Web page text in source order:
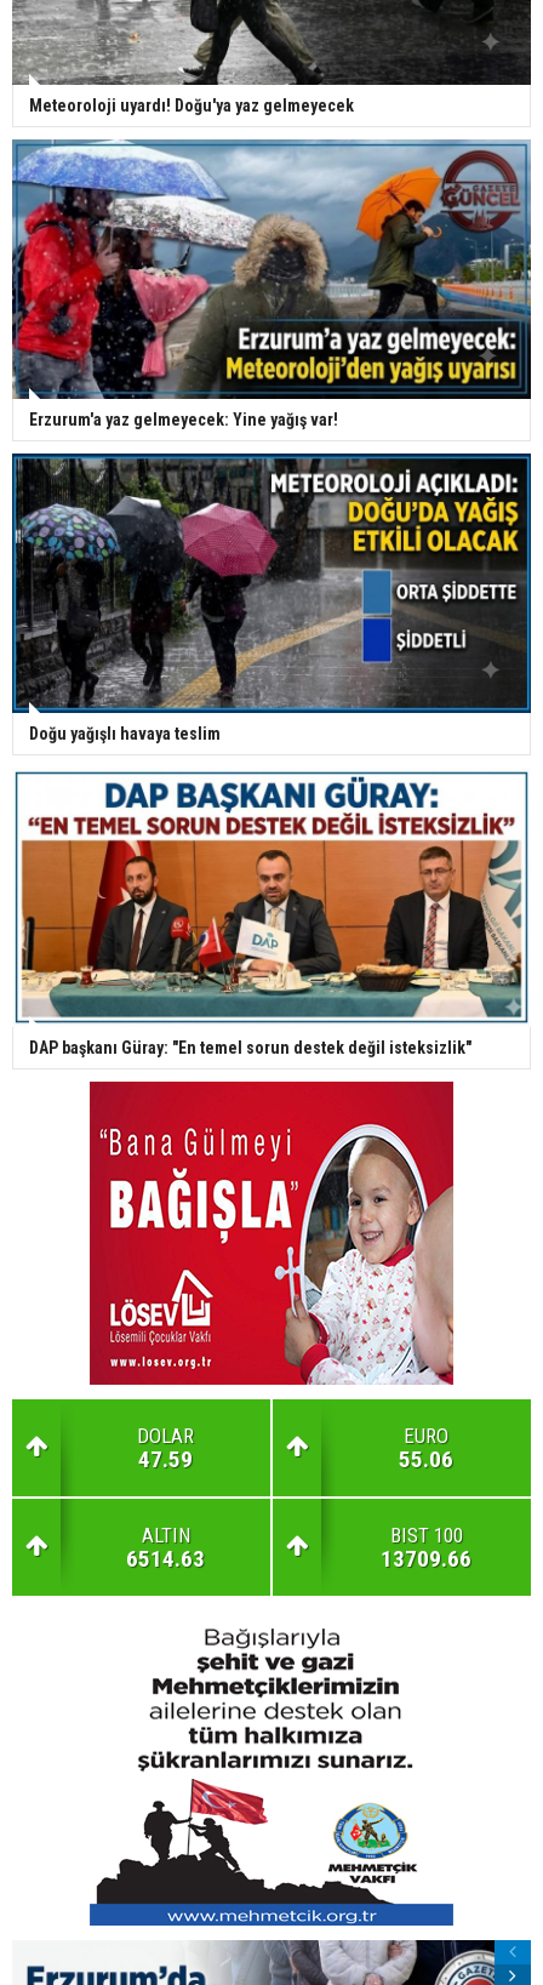
Meteoroloji uyardı! Doğu'ya yaz gelmeyecek
Erzurum'a yaz gelmeyecek: Yine yağış var!
Doğu yağışlı havaya teslim
DAP başkanı Güray: "En temel sorun destek değil isteksizlik"
DOLAR
47.59
EURO
55.06
ALTIN
6514.63
BIST 100
13709.66